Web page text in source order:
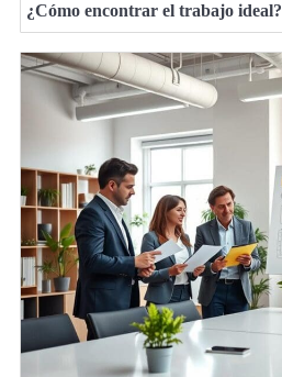
¿Cómo encontrar el trabajo ideal?